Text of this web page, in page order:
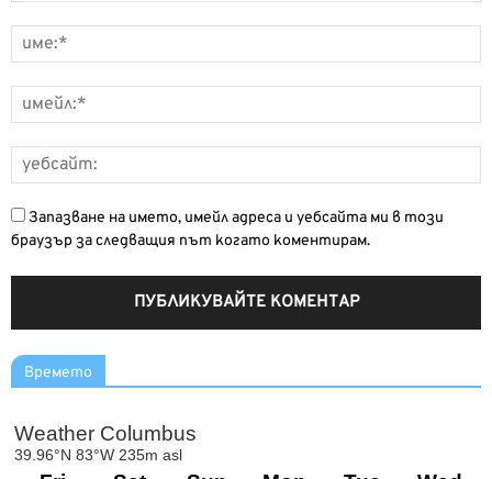
Запазване на името, имейл адреса и уебсайта ми в този
браузър за следващия път когато коментирам.
Времето